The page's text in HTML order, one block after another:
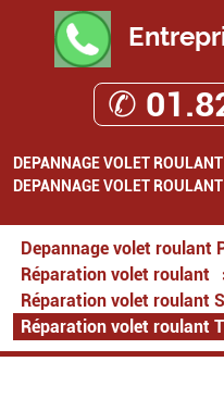
✆
DEPANNAGE VOLET
DEPANNAGE VOLET ROULANT
Depannage volet roulant
Réparation volet roulant
Réparation volet roulant
Réparation volet roulant